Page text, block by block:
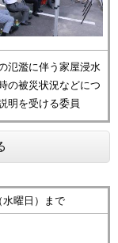
氾濫に伴う家屋浸水
の被災状況などにつ
明を受ける委員
水曜日）まで